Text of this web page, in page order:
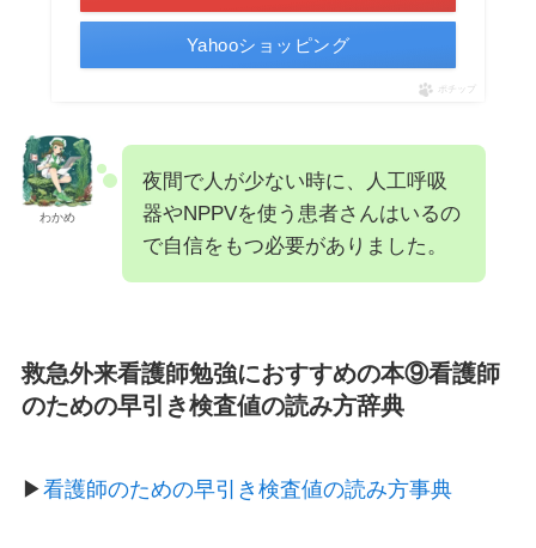
Yahooショッピング
ポチップ
わかめ
夜間で人が少ない時に、人工呼吸
器やNPPVを使う患者さんはいるの
で自信をもつ必要がありました。
救急外来看護師勉強におすすめの本⑨看護師
のための早引き検査値の読み方辞典
▶看護師のための早引き検査値の読み方事典